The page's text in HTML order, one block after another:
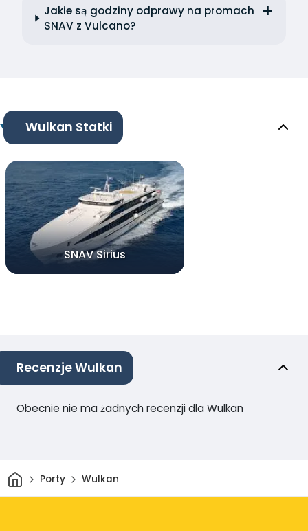
Jakie są godziny odprawy na promach
SNAV z Vulcano?
Wulkan Statki
SNAV Sirius
Recenzje Wulkan
Obecnie nie ma żadnych recenzji dla Wulkan
DomPorty Wulkan